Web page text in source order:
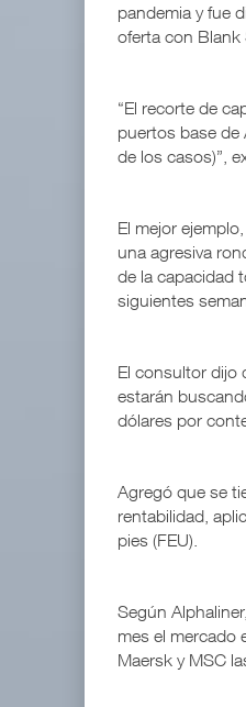
pandemia y fue
oferta con Blank
“El recorte de
puertos base de
de los casos)”,
El mejor
una agresiva
de la capacidad
siguientes
El consultor dijo
estarán
dólares por
Agregó que se
rentabilidad,
pies (FEU).
Según
mes el mercado
Maersk y MSC